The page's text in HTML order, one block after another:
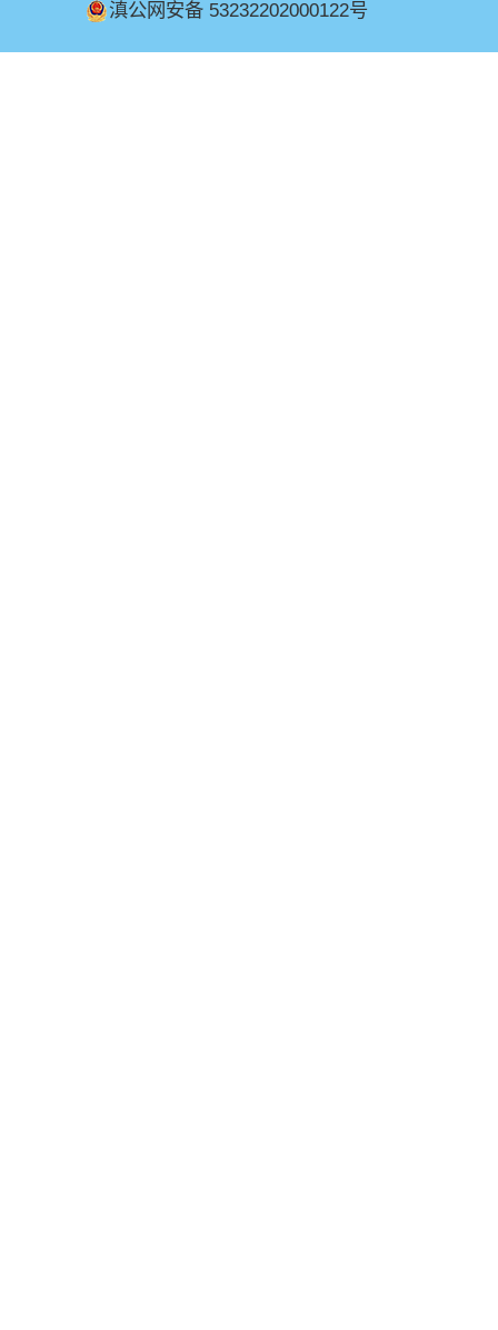
滇公网安备 53232202000122号